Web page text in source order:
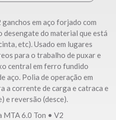
em aço forjado com
desengate do material que está
etc). Usado em lugares
para o trabalho de puxar e
central em ferro fundido
aço. Polia de operação em
a corrente de carga e catraca e
e reversão (desce).
MTA 6.0 Ton • V2